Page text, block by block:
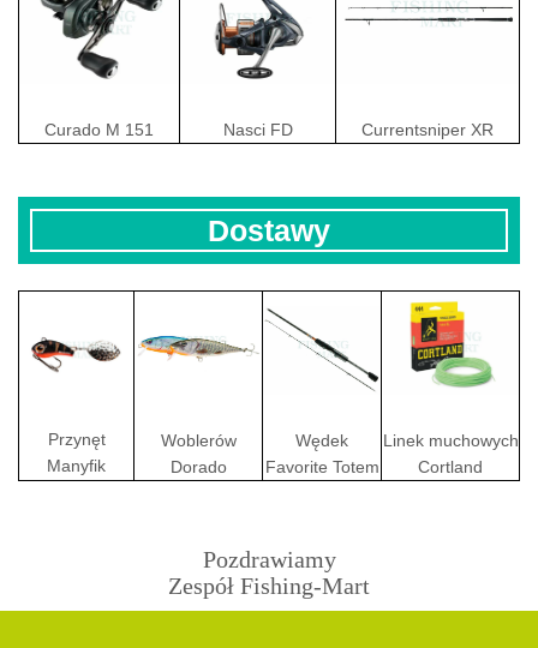
Curado M 151 Nasci FD Currentsniper XR
Dostawy
Przynęt
Manyfik
Woblerów
Dorado
Wędek
Favorite Totem
Linek muchowych
Cortland
Pozdrawiamy
Zespół Fishing-Mart